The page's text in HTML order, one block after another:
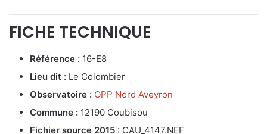
FICHE TECHNIQUE
Référence : 16-E8
Lieu dit : Le Colombier
Observatoire : OPP Nord Aveyron
Commune : 12190 Coubisou
Fichier source 2015 : CAU_4147.NEF